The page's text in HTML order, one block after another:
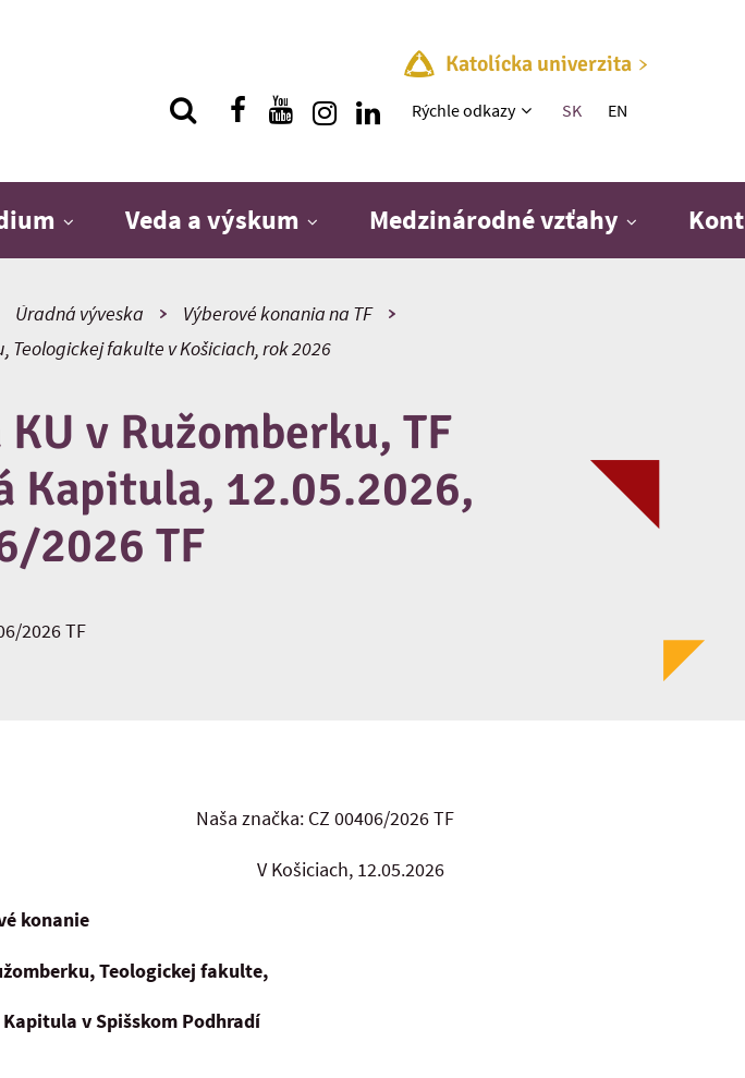
Katolícka univerzita
Rýchle menu
Rýchle odkazy SK EN
Veda a výskum Medzinárodné vzťahy
Úradná výveska
Výberové konania na TF
Teologickej fakulte v Košiciach, rok 2026
v Ružomberku, TF
Kapitula, 12.05.2026,
2026 TF
2026 TF
Naša značka: CZ 00406/2026 TF
V Košiciach, 12.05.2026
konanie
Teologickej fakulte,
v Spišskom Podhradí